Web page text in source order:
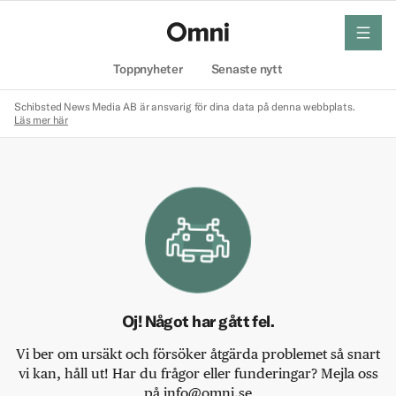
Toppnyheter Senaste nytt
meny
Schibsted News Media AB är ansvarig för dina data på denna webbplats.
Läs mer här
Oj! Något har gått fel.
Vi ber om ursäkt och försöker åtgärda problemet så snart
vi kan, håll ut! Har du frågor eller funderingar? Mejla oss